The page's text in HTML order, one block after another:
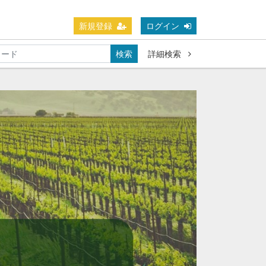
新規登録 ログイン
検索 詳細検索